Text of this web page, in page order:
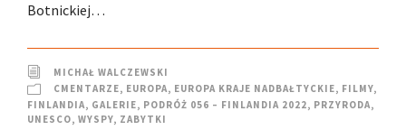
Botnickiej…
MICHAŁ WALCZEWSKI
CMENTARZE, EUROPA, EUROPA KRAJE NADBAŁTYCKIE, FILMY,
FINLANDIA, GALERIE, PODRÓŻ 056 – FINLANDIA 2022, PRZYRODA,
UNESCO, WYSPY, ZABYTKI